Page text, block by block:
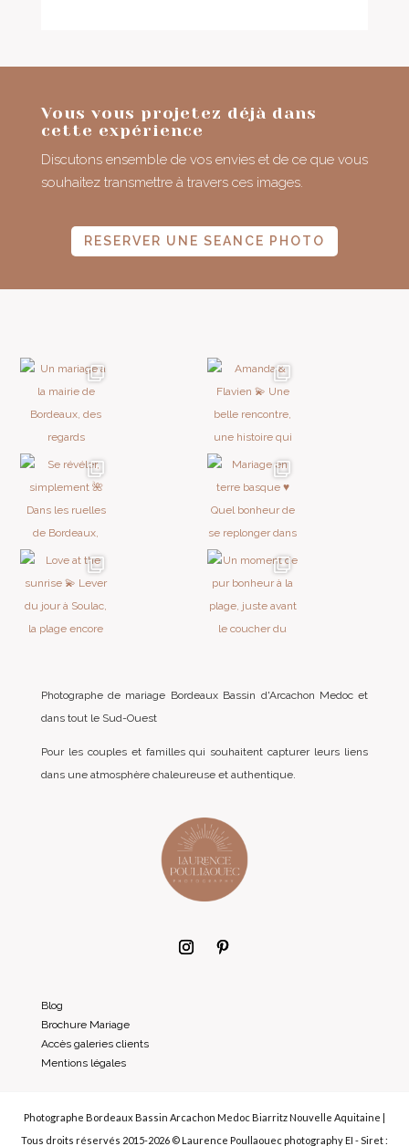
Vous vous projetez déjà dans
cette expérience
Discutons ensemble de vos envies et de ce que vous
souhaitez transmettre à travers ces images.
RESERVER UNE SEANCE PHOTO
Photographe de mariage Bordeaux Bassin d'Arcachon Medoc et
dans tout le Sud-Ouest
Pour les couples et familles qui souhaitent capturer leurs liens
dans une atmosphère chaleureuse et authentique.
Blog
Brochure Mariage
Accès galeries clients
Mentions légales
Photographe Bordeaux Bassin Arcachon Medoc Biarritz Nouvelle Aquitaine |
Tous droits réservés 2015-2026 © Laurence Poullaouec photography EI - Siret :